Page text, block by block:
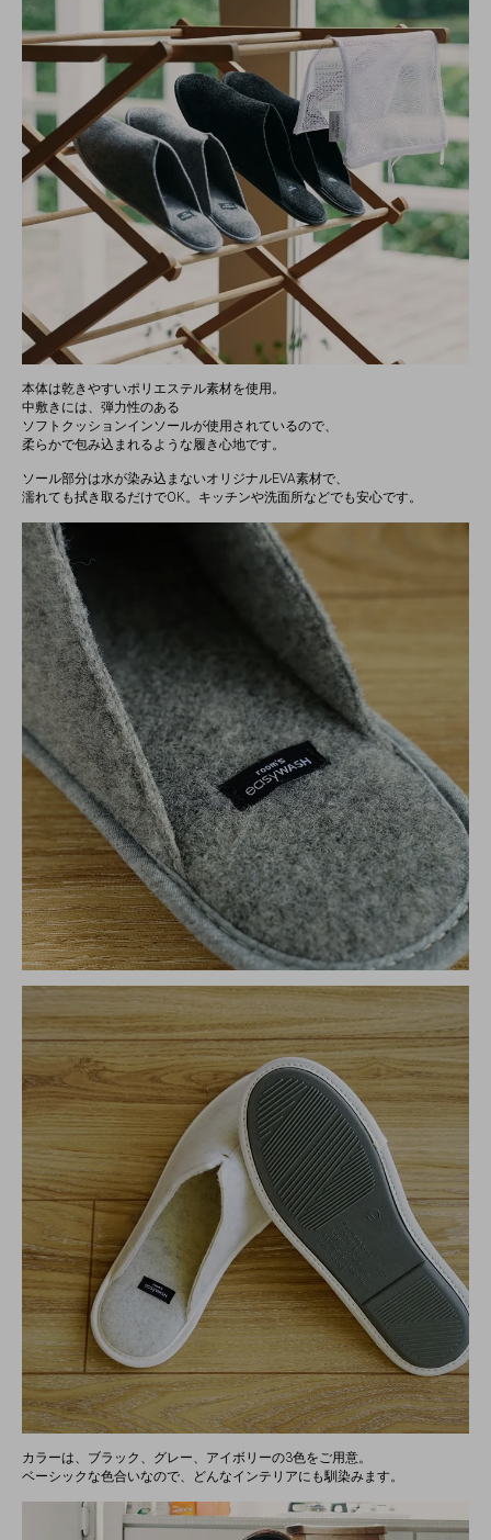
本体は乾きやすいポリエステル素材を使用。
中敷きには、弾力性のある
ソフトクッションインソールが使用されているので、
柔らかで包み込まれるような履き心地です。
ソール部分は水が染み込まないオリジナルEVA素材で、
濡れても拭き取るだけでOK。キッチンや洗面所などでも安心です。
カラーは、ブラック、グレー、アイボリーの3色をご用意。
ベーシックな色合いなので、どんなインテリアにも馴染みます。